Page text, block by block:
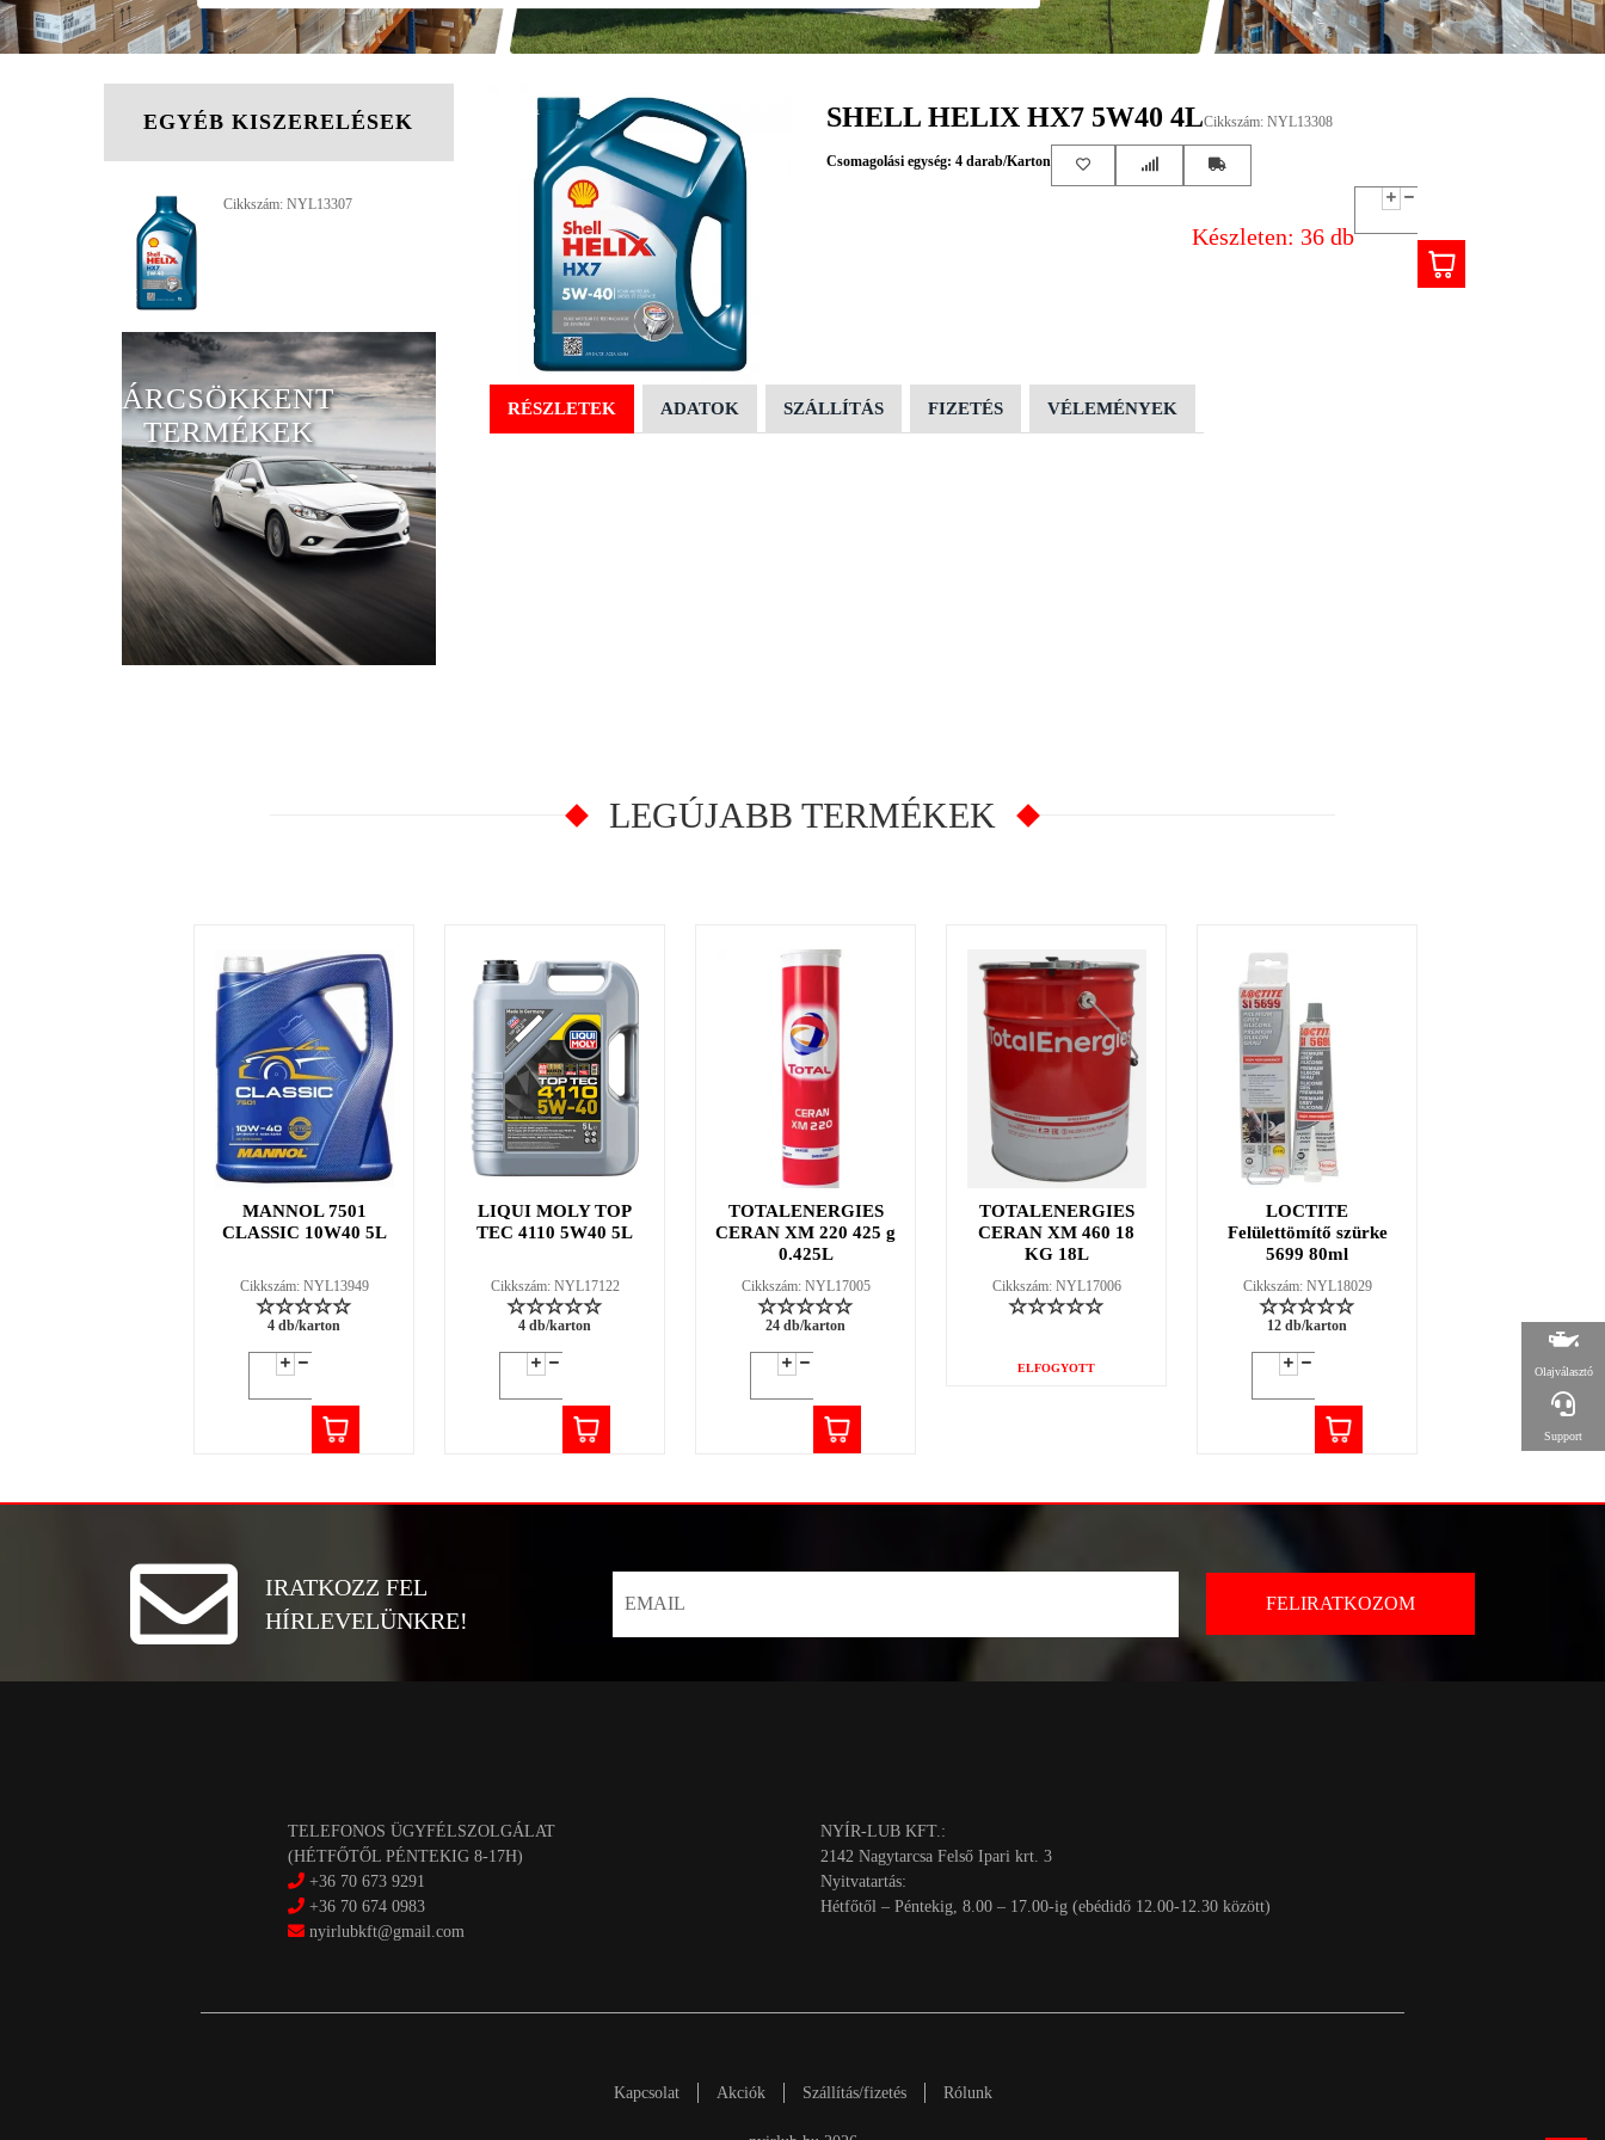
EGYÉB KISZERELÉSEK
Cikkszám: NYL13307
ÁRCSÖKKENT
TERMÉKEK
SHELL HELIX HX7 5W40 4LCikkszám: NYL13308
Csomagolási egység: 4 darab/Karton
Készleten: 36 db
RÉSZLETEK ADATOK SZÁLLÍTÁS FIZETÉS VÉLEMÉNYEK
LEGÚJABB TERMÉKEK
MANNOL 7501
CLASSIC 10W40 5L
Cikkszám: NYL13949
4 db/karton
LIQUI MOLY TOP
TEC 4110 5W40 5L
Cikkszám: NYL17122
4 db/karton
TOTALENERGIES
CERAN XM 220 425 g
0.425L
Cikkszám: NYL17005
24 db/karton
TOTALENERGIES
CERAN XM 460 18
KG 18L
Cikkszám: NYL17006
ELFOGYOTT
LOCTITE
Felülettömítő szürke
5699 80ml
Cikkszám: NYL18029
12 db/karton 12 db/karton
IRATKOZZ FEL
HÍRLEVELÜNKRE!
TELEFONOS ÜGYFÉLSZOLGÁLAT
(HÉTFŐTŐL PÉNTEKIG 8-17H)
+36 70 673 9291
+36 70 674 0983
nyirlubkft@gmail.com
NYÍR-LUB KFT.:
2142 Nagytarcsa Felső Ipari krt. 3
Nyitvatartás:
Hétfőtől – Péntekig, 8.00 – 17.00-ig (ebédidő 12.00-12.30 között)
Kapcsolat Akciók Szállítás/fizetés Rólunk
Olajválasztó
Support